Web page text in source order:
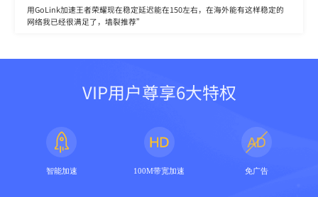
用GoLink加速王者荣耀现在稳定延迟能在150左右，在海外能有这样稳定的
网络我已经很满足了，墙裂推荐”
VIP用户尊享6大特权
智能加速 100M带宽加速 免广告